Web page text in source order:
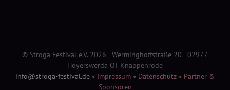
© Stroga Festival e.V. 2026 - Werminghoffstraße 20 - 02977
Hoyerswerda OT Knappenrode
info@stroga-festival.de • Impressum • Datenschutz • Partner &
Sponsoren